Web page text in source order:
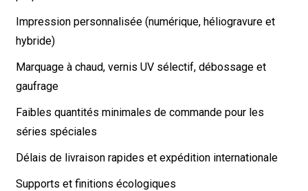
Impression personnalisée (numérique, héliogravure et
hybride)
Marquage à chaud, vernis UV sélectif, débossage et
gaufrage
Faibles quantités minimales de commande pour les
séries spéciales
Délais de livraison rapides et expédition internationale
Supports et finitions écologiques